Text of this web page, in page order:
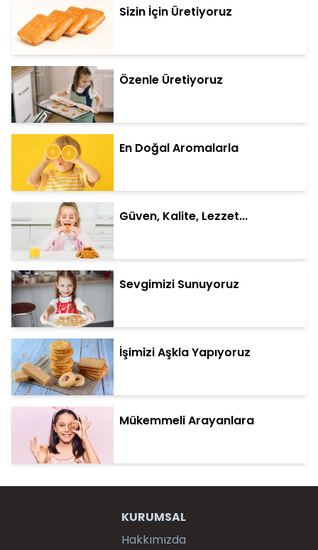
Sizin İçin Üretiyoruz
Özenle Üretiyoruz
En Doğal Aromalarla
Güven, Kalite, Lezzet...
Sevgimizi Sunuyoruz
İşimizi Aşkla Yapıyoruz
Mükemmeli Arayanlara
KURUMSAL
Hakkımızda